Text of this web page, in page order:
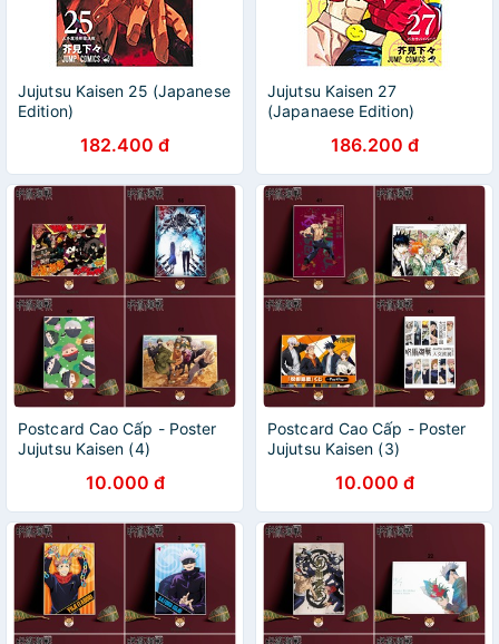
Jujutsu Kaisen 25 (Japanese
Edition)
182.400 đ
Jujutsu Kaisen 27
(Japanaese Edition)
186.200 đ
Postcard Cao Cấp - Poster
Jujutsu Kaisen (4)
10.000 đ
Postcard Cao Cấp - Poster
Jujutsu Kaisen (3)
10.000 đ